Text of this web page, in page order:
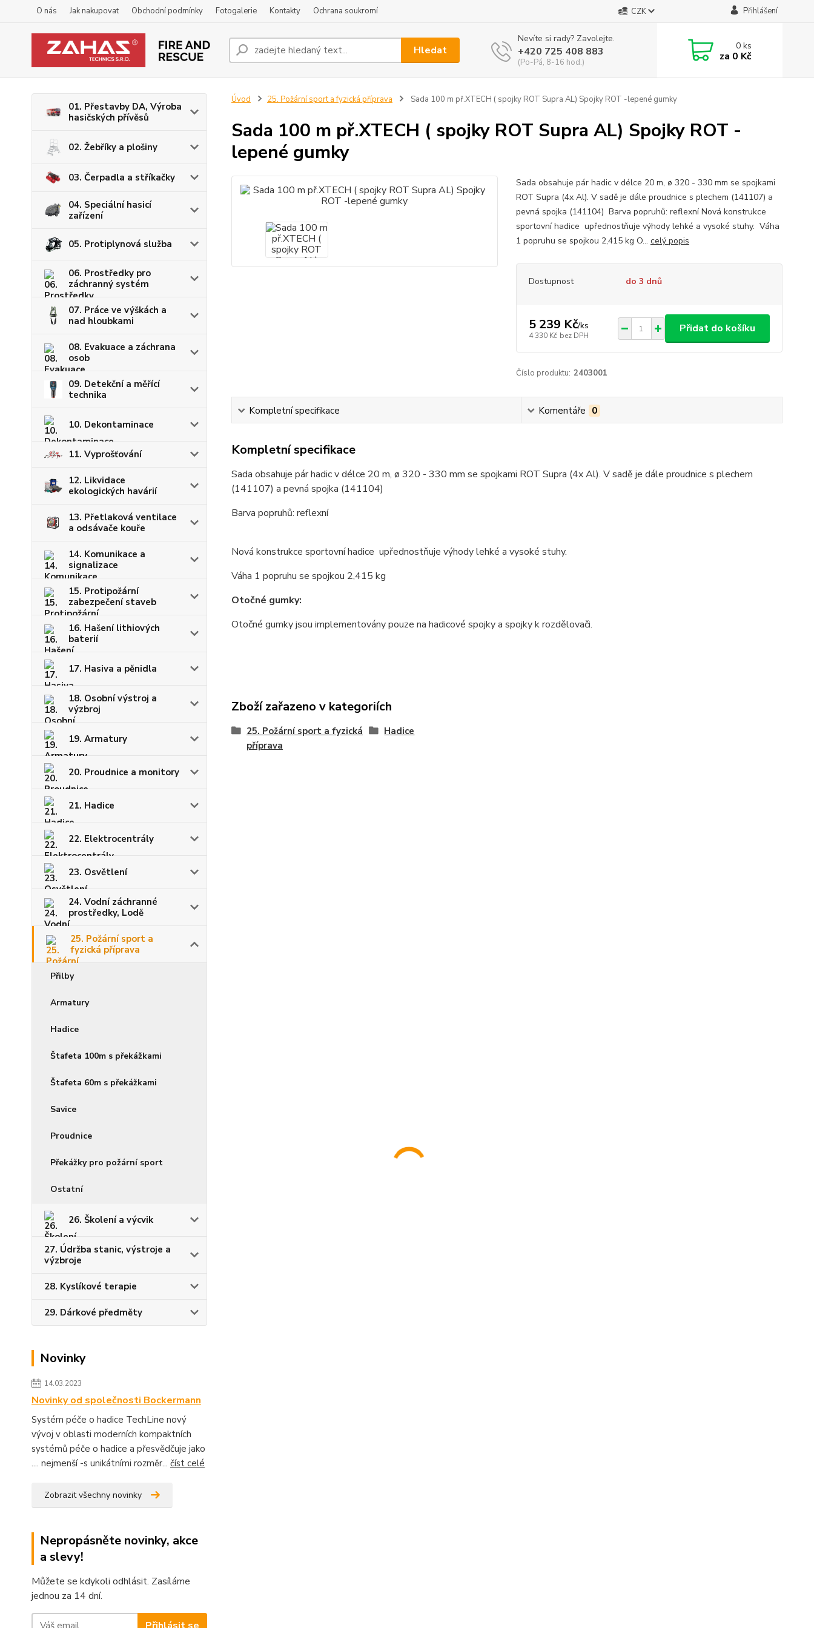
O nás Jak nakupovat Obchodní podmínky Fotogalerie Kontakty Ochrana soukromí CZK Přihlášení
Hledat
Nevíte si rady? Zavolejte.
+420 725 408 883
(Po-Pá, 8-16 hod.)
0ks
za 0 Kč
01. Přestavby DA, Výroba
hasičských přívěsů
02. Žebříky a plošiny
03. Čerpadla a stříkačky
04. Speciální hasicí
zařízení
05. Protiplynová služba
06. Prostředky pro
záchranný systém
07. Práce ve výškách a
nad hloubkami
08. Evakuace a záchrana
osob
09. Detekční a měřící
technika
10. Dekontaminace
11. Vyprošťování
12. Likvidace
ekologických havárií
13. Přetlaková ventilace
a odsávače kouře
14. Komunikace a
signalizace
15. Protipožární
zabezpečení staveb
16. Hašení lithiových
baterií
17. Hasiva a pěnidla
18. Osobní výstroj a
výzbroj
19. Armatury
20. Proudnice a monitory
21. Hadice
22. Elektrocentrály
23. Osvětlení
24. Vodní záchranné
prostředky, Lodě
25. Požární sport a
fyzická příprava
Přilby
Armatury
Hadice
Štafeta 100m s překážkami
Štafeta 60m s překážkami
Savice
Proudnice
Překážky pro požární sport
Ostatní
26. Školení a výcvik
27. Údržba stanic, výstroje a
výzbroje
28. Kyslíkové terapie
29. Dárkové předměty
Novinky
14.03.2023
Novinky od společnosti Bockermann
Systém péče o hadice TechLine nový
vývoj v oblasti moderních kompaktních
systémů péče o hadice a přesvědčuje jako
.... nejmenší -s unikátními rozměr... číst celé
Zobrazit všechny novinky
Nepropásněte novinky, akce
a slevy!
Můžete se kdykoli odhlásit. Zasíláme
jednou za 14 dní.
Úvod 25. Požární sport a fyzická příprava Sada 100 m př.XTECH ( spojky ROT Supra AL) Spojky ROT -lepené gumky
Sada 100 m př.XTECH ( spojky ROT Supra AL) Spojky ROT -
lepené gumky
Sada obsahuje pár hadic v délce 20 m, ø 320 - 330 mm se spojkami
ROT Supra (4x Al). V sadě je dále proudnice s plechem (141107) a
pevná spojka (141104) Barva popruhů: reflexní Nová konstrukce
sportovní hadice upřednostňuje výhody lehké a vysoké stuhy. Váha
1 popruhu se spojkou 2,415 kg O... celý popis
Dostupnost do 3 dnů
5 239 Kč/ks
4 330 Kč bez DPH
Přidat do košíku
Číslo produktu: 2403001
Kompletní specifikace Komentáře 0
Kompletní specifikace
Sada obsahuje pár hadic v délce 20 m, ø 320 - 330 mm se spojkami ROT Supra (4x Al). V sadě je dále proudnice s plechem
(141107) a pevná spojka (141104)
Barva popruhů: reflexní
Nová konstrukce sportovní hadice upřednostňuje výhody lehké a vysoké stuhy.
Váha 1 popruhu se spojkou 2,415 kg
Otočné gumky:
Otočné gumky jsou implementovány pouze na hadicové spojky a spojky k rozdělovači.
Zboží zařazeno v kategoriích
25. Požární sport a fyzická
příprava
Hadice